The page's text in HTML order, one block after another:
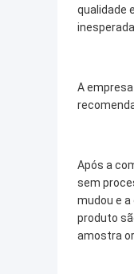
qualidade
A
Após a
sem
mudou e a
produto
amostra